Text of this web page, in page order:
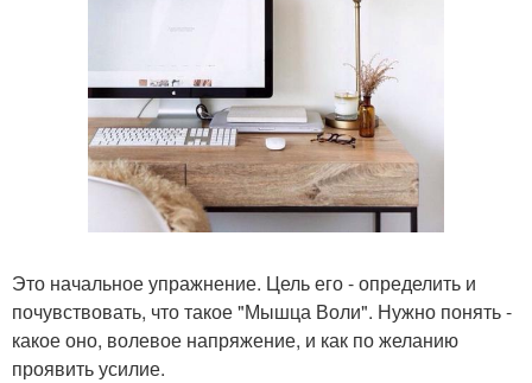
Это начальное упражнение. Цель его - определить и
почувствовать, что такое "Мышца Воли". Нужно понять -
какое оно, волевое напряжение, и как по желанию
проявить усилие.